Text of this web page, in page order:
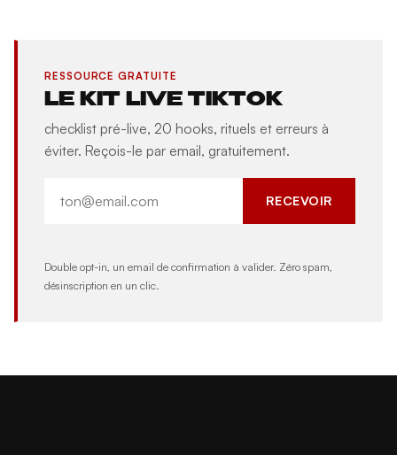
RESSOURCE GRATUITE
LE KIT LIVE TIKTOK
checklist pré-live, 20 hooks, rituels et erreurs à
éviter. Reçois-le par email, gratuitement.
RECEVOIR
Double opt-in, un email de confirmation à valider. Zéro spam,
désinscription en un clic.